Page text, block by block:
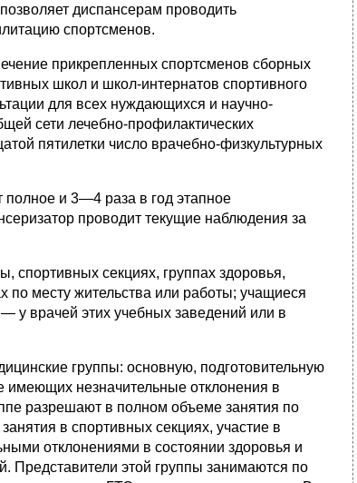
диспансерам проводить
спортсменов.
прикрепленных спортсменов сборных
школ и школ-интернатов спортивного
для всех нуждающихся и научно-
сети лечебно-профилактических
пятилетки число врачебно-физкультурных
полное и 3—4 раза в год этапное
проводит текущие наблюдения за
спортивных секциях, группах здоровья,
по месту жительства или работы; учащиеся
у врачей этих учебных заведений или в
группы: основную, подготовительную
имеющих незначительные отклонения в
разрешают в полном объеме занятия по
в спортивных секциях, участие в
отклонениями в состоянии здоровья и
Представители этой группы занимаются по